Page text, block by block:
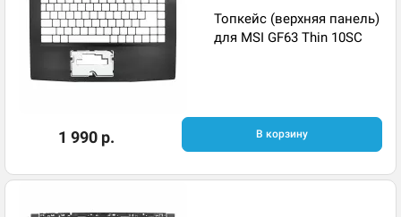
Топкейс (верхняя панель)
для MSI GF63 Thin 10SC
1 990 р. В корзину